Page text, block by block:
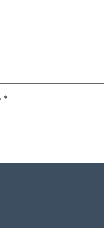
*
correo electrónico y